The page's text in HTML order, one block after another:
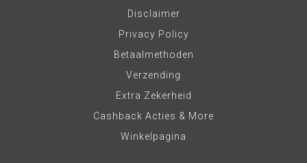
Disclaimer
Privacy Policy
Betaalmethoden
Verzending
Extra Zekerheid
Cashback Acties & More
Winkelpagina